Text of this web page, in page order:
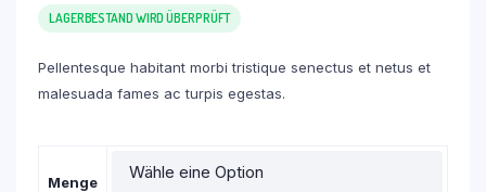
LAGERBESTAND WIRD ÜBERPRÜFT
Pellentesque habitant morbi tristique senectus et netus et
malesuada fames ac turpis egestas.
Menge